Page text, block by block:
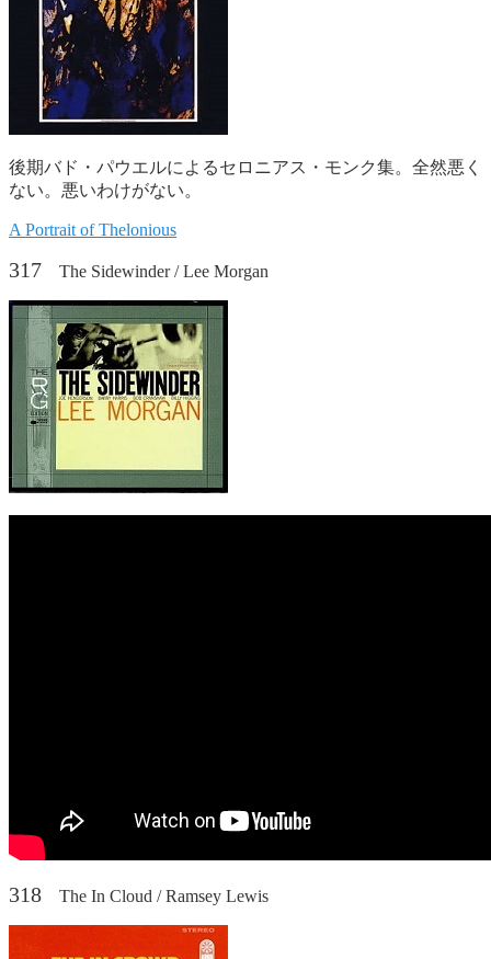
後期バド・パウエルによるセロニアス・モンク集。全然悪く
ない。悪いわけがない。
A Portrait of Thelonious
317 The Sidewinder / Lee Morgan
318 The In Cloud / Ramsey Lewis